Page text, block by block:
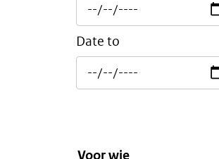
Date to
Voor wie